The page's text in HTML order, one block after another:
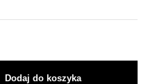
Dodaj do koszyka